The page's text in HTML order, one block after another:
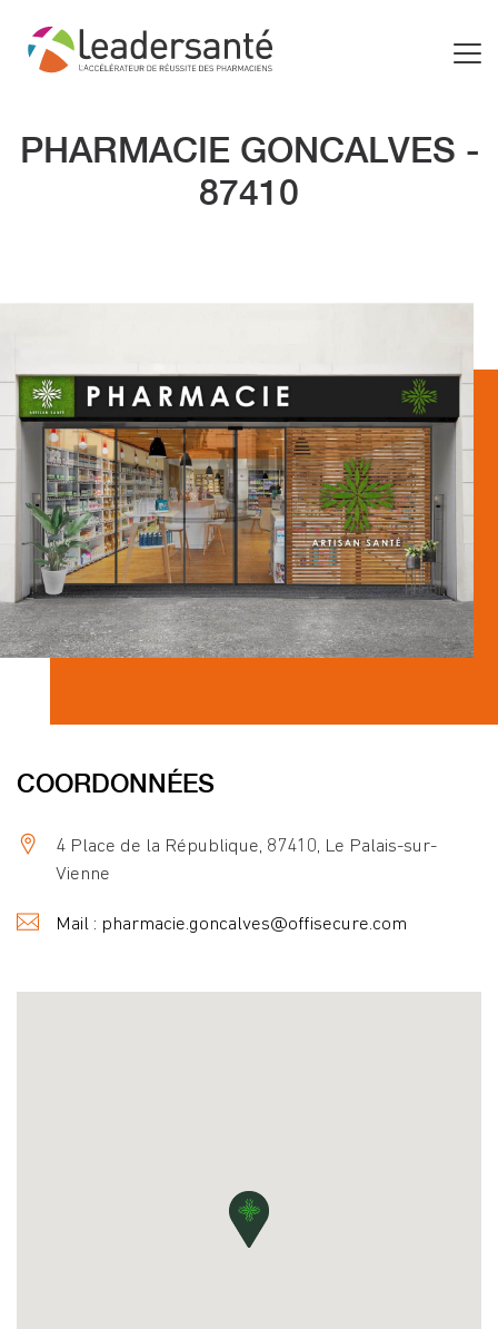
PHARMACIE GONCALVES -
87410
COORDONNÉES
4 Place de la République, 87410, Le Palais-sur-
Vienne
Mail : pharmacie.goncalves@offisecure.com